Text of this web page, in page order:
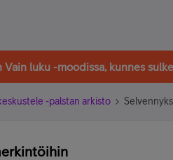
Vain luku -moodissa, kunnes
-palstan arkisto